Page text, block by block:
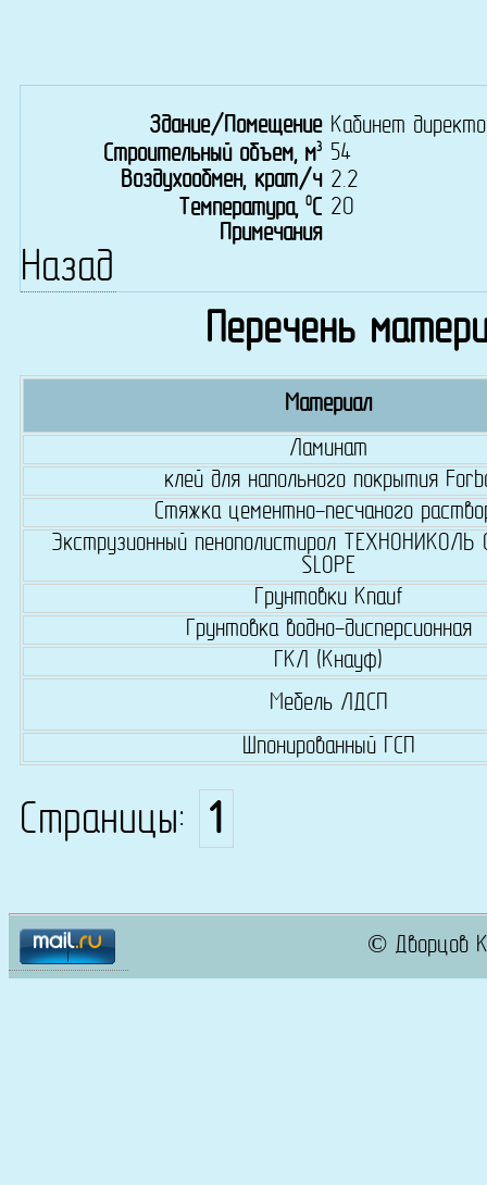
Здание/Помещение Кабинет
Строительный объем, м3
54
Воздухообмен, крат/ч 2.2
Температура, 0C 20
Примечания
Назад
Перечень
Материал
Ламинат
клей для напольного покрытия
Стяжка цементно-песчаного
Экструзионный пенополистирол ТЕХНОНИКОЛЬ
SLOPE
Грунтовки Knauf
Грунтовка водно-дисперсионная
ГКЛ (Кнауф)
Мебель ЛДСП
Шпонированный ГСП
Страницы: 1
© Дворцов